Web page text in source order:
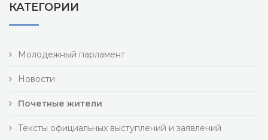
КАТЕГОРИИ
Молодежный парламент
Новости
Почетные жители
Тексты официальных выступлений и заявлений